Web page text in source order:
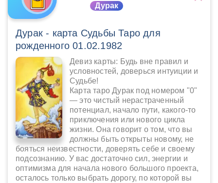
Дурак
Дурак - карта Судьбы Таро для
рожденного 01.02.1982
Девиз карты: Будь вне правил и
условностей, доверься интуиции и
Судьбе!
Карта таро Дурак под номером "0"
— это чистый нерастраченный
потенциал, начало пути, какого-то
приключения или нового цикла
жизни. Она говорит о том, что вы
должны быть открыты новому, не
бояться неизвестности, доверять себе и своему
подсознанию. У вас достаточно сил, энергии и
оптимизма для начала нового большого проекта,
осталось только выбрать дорогу, по которой вы